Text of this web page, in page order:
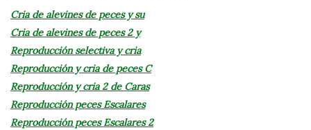
Cria de alevines de peces y su
Cria de alevines de peces 2 y
Reproducción selectiva y cria
Reproducción y cria de peces C
Reproducción y cria 2 de Caras
Reproducción peces Escalares
Reproducción peces Escalares 2